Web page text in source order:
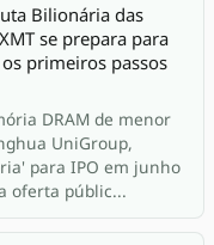
Bilionária das
se prepara para
primeiros passos
DRAM de menor
UniGroup,
para IPO em junho
oferta públic...